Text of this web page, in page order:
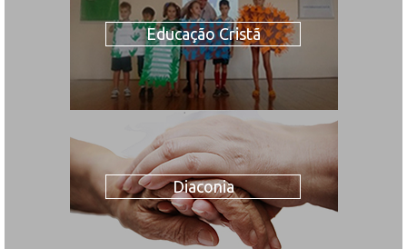
Educação Cristã
Diaconia